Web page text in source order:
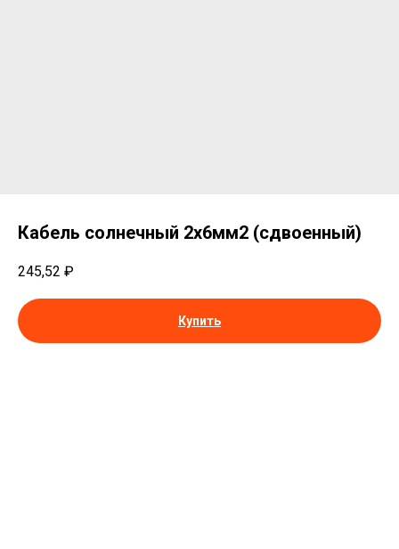
Кабель солнечный 2х6мм2 (сдвоенный)
245,52 ₽
Купить